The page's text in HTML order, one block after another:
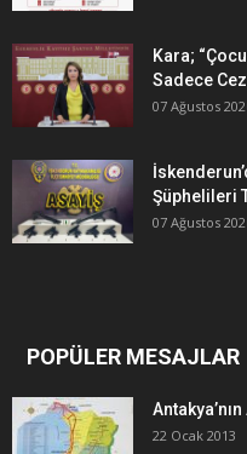
Kara;
Sadece
07 Ağustos
Şüphelileri
07 Ağustos
POPÜLER MESAJLAR
Antakya’nın
22 Ocak 2013